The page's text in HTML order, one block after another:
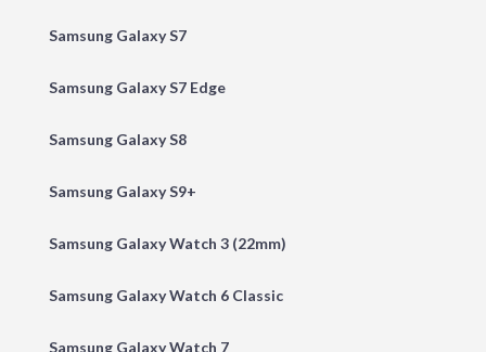
Samsung Galaxy S7
Samsung Galaxy S7 Edge
Samsung Galaxy S8
Samsung Galaxy S9+
Samsung Galaxy Watch 3 (22mm)
Samsung Galaxy Watch 6 Classic
Samsung Galaxy Watch 7